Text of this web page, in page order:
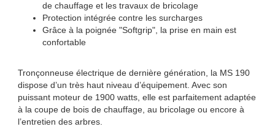
de chauffage et les travaux de bricolage
Protection intégrée contre les surcharges
Grâce à la poignée "Softgrip", la prise en main est
confortable
Tronçonneuse électrique de dernière génération, la MS 190
dispose d’un très haut niveau d’équipement. Avec son
puissant moteur de 1900 watts, elle est parfaitement adaptée
à la coupe de bois de chauffage, au bricolage ou encore à
l’entretien des arbres.